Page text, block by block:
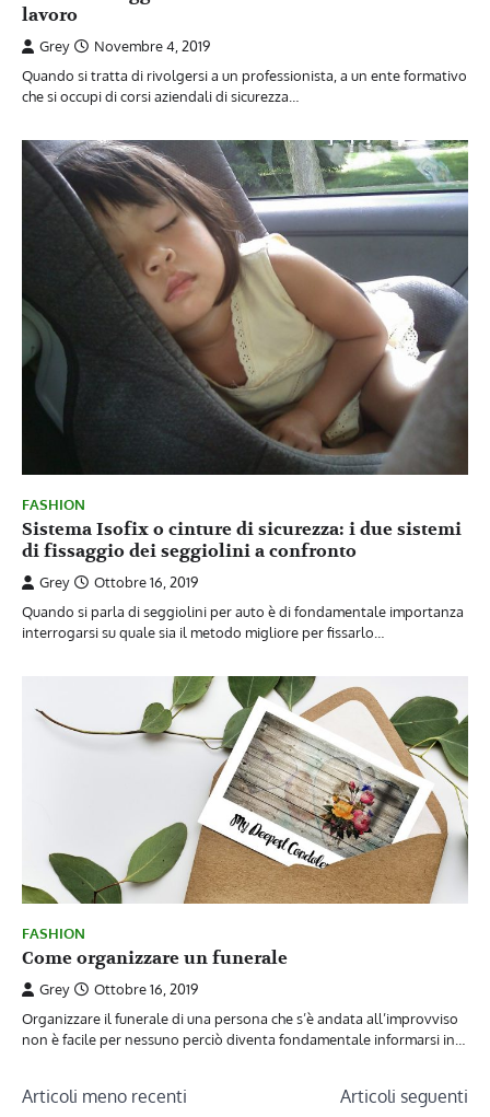
lavoro
Grey
Novembre 4, 2019
Quando si tratta di rivolgersi a un professionista, a un ente formativo
che si occupi di corsi aziendali di sicurezza…
FASHION
Sistema Isofix o cinture di sicurezza: i due sistemi
di fissaggio dei seggiolini a confronto
Grey
Ottobre 16, 2019
Quando si parla di seggiolini per auto è di fondamentale importanza
interrogarsi su quale sia il metodo migliore per fissarlo…
FASHION
Come organizzare un funerale
Grey
Ottobre 16, 2019
Organizzare il funerale di una persona che s’è andata all’improvviso
non è facile per nessuno perciò diventa fondamentale informarsi in…
Navigazione
Articoli meno recenti Articoli seguenti